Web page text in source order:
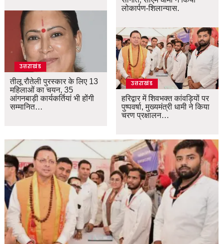
उत्तराखंड
तीलू रौतेली पुरस्कार के लिए 13
महिलाओं का चयन, 35
आंगनबाड़ी कार्यकर्तियां भी होंगी
सम्मानित…
लोकार्पण-शिलान्यास.
उत्तराखंड
हरिद्वार में शिवभक्त कांवड़ियों पर
पुष्पवर्षा, मुख्यमंत्री धामी ने किया
चरण प्रक्षालन…